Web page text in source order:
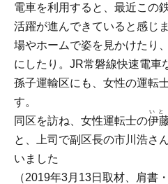
電車を利用すると、最近この
活躍が進んできていると感じ
場やホームで姿を見かけたり
にしたり。JR常磐線快速電車
孫子運輸区にも、女性の運転
す。
同区を訪ね、女性運転士の伊
いと
と、上司で副区長の市川浩さ
いました
（2019年3月13日取材、肩書